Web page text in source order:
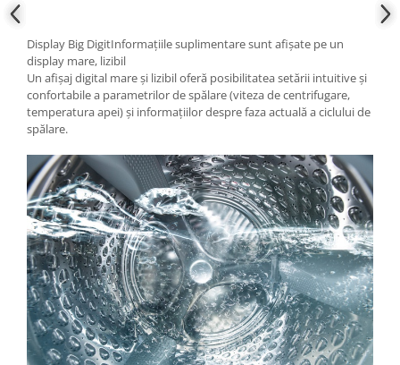
Display Big DigitInformațiile suplimentare sunt afișate pe un
display mare, lizibil
Un afișaj digital mare și lizibil oferă posibilitatea setării intuitive și
confortabile a parametrilor de spălare (viteza de centrifugare,
temperatura apei) și informațiilor despre faza actuală a ciclului de
spălare.